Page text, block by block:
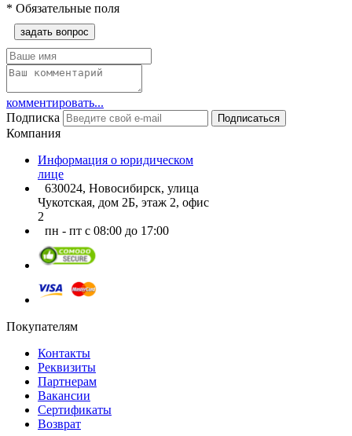
* Обязательные поля
задать вопрос
комментировать...
Подписка
Подписаться
Компания
Информация о юридическом
лице
630024, Новосибирск, улица
Чукотская, дом 2Б, этаж 2, офис
2
пн - пт с 08:00 до 17:00
Покупателям
Контакты
Реквизиты
Партнерам
Вакансии
Сертификаты
Возврат